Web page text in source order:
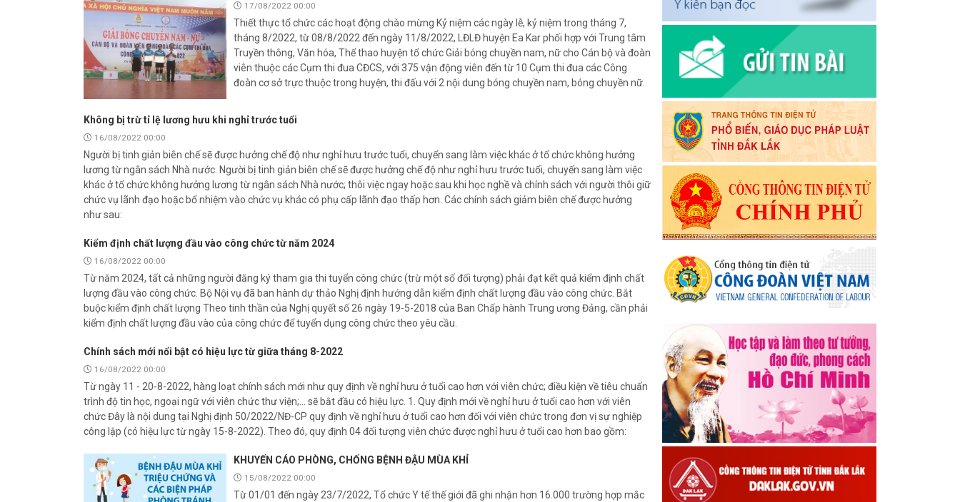
17/08/2022 00:00
Thiết thực tổ chức các hoạt động chào mừng Kỷ niệm các ngày lễ, kỷ niệm trong tháng 7,
tháng 8/2022, từ 08/8/2022 đến ngày 11/8/2022, LĐLĐ huyện Ea Kar phối hợp với Trung tâm
Truyền thông, Văn hóa, Thể thao huyện tổ chức Giải bóng chuyền nam, nữ cho Cán bộ và đoàn
viên thuộc các Cụm thi đua CĐCS, với 375 vận động viên đến từ 10 Cụm thi đua các Công
đoàn cơ sở trực thuộc trong huyện, thi đấu với 2 nội dung bóng chuyền nam, bóng chuyền nữ.
Không bị trừ tỉ lệ lương hưu khi nghỉ trước tuổi
16/08/2022 00:00
Người bị tinh giản biên chế sẽ được hưởng chế độ như nghỉ hưu trước tuổi, chuyển sang làm việc khác ở tổ chức không hưởng
lương từ ngân sách Nhà nước. Người bị tinh giản biên chế sẽ được hưởng chế độ như nghỉ hưu trước tuổi, chuyển sang làm việc
khác ở tổ chức không hưởng lương từ ngân sách Nhà nước; thôi việc ngay hoặc sau khi học nghề và chính sách với người thôi giữ
chức vụ lãnh đạo hoặc bổ nhiệm vào chức vụ khác có phụ cấp lãnh đạo thấp hơn. Các chính sách giảm biên chế được hưởng
như sau:
Kiểm định chất lượng đầu vào công chức từ năm 2024
16/08/2022 00:00
Từ năm 2024, tất cả những người đăng ký tham gia thi tuyển công chức (trừ một số đối tượng) phải đạt kết quả kiểm định chất
lượng đầu vào công chức. Bộ Nội vụ đã ban hành dự thảo Nghị định hướng dẫn kiểm định chất lượng đầu vào công chức. Bắt
buộc kiểm định chất lượng Theo tinh thần của Nghị quyết số 26 ngày 19-5-2018 của Ban Chấp hành Trung ương Đảng, cần phải
kiểm định chất lượng đầu vào của công chức để tuyển dụng công chức theo yêu cầu.
Chính sách mới nổi bật có hiệu lực từ giữa tháng 8-2022
16/08/2022 00:00
Từ ngày 11 - 20-8-2022, hàng loạt chính sách mới như quy định về nghỉ hưu ở tuổi cao hơn với viên chức; điều kiện về tiêu chuẩn
trình độ tin học, ngoại ngữ với viên chức thư viện;... sẽ bắt đầu có hiệu lực. 1. Quy định mới về nghỉ hưu ở tuổi cao hơn với viên
chức Đây là nội dung tại Nghị định 50/2022/NĐ-CP quy định về nghỉ hưu ở tuổi cao hơn đối với viên chức trong đơn vị sự nghiệp
công lập (có hiệu lực từ ngày 15-8-2022). Theo đó, quy định 04 đối tượng viên chức được nghỉ hưu ở tuổi cao hơn bao gồm:
KHUYẾN CÁO PHÒNG, CHỐNG BỆNH ĐẬU MÙA KHỈ
15/08/2022 00:00
Từ 01/01 đến ngày 23/7/2022, Tổ chức Y tế thế giới đã ghi nhận hơn 16.000 trường hợp mắc